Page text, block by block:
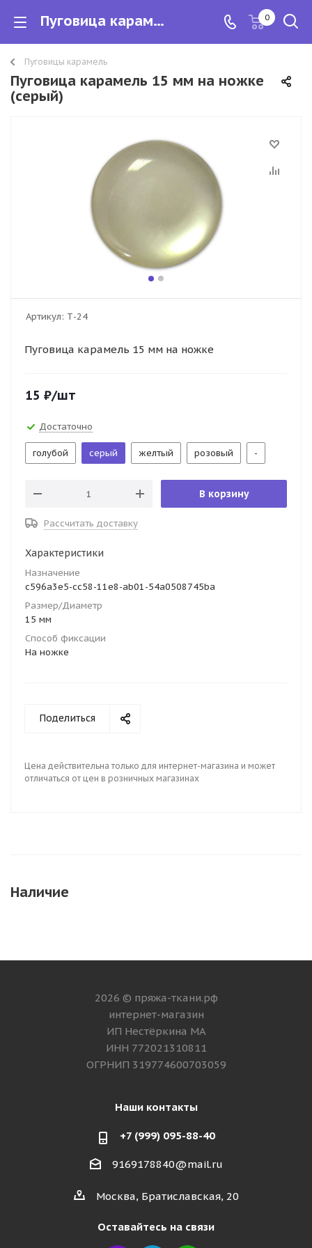
Пуговица карамель 15 мм на ножке 0
Пуговицы карамель
Пуговица карамель 15 мм на ножке
(серый)
Артикул: Т-24
Пуговица карамель 15 мм на ножке
15 ₽/шт
Достаточно
голубой серый желтый розовый -
В корзину
Рассчитать доставку
Характеристики
Назначение
c596a3e5-cc58-11e8-ab01-54a0508745ba
Размер/Диаметр
15 мм
Способ фиксации
На ножке
Поделиться
Цена действительна только для интернет-магазина и может
отличаться от цен в розничных магазинах
Наличие
2026 © пряжа-ткани.рф
интернет-магазин
ИП Нестёркина МА
ИНН 772021310811
ОГРНИП 319774600703059
Наши контакты
+7 (999) 095-88-40
9169178840@mail.ru
Москва, Братиславская, 20
Оставайтесь на связи